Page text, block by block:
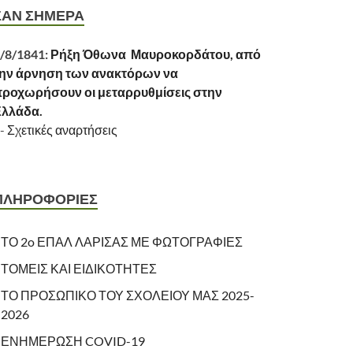
ΣΗΜΕΡΑ
8/1841: Ρήξη Όθωνα  Μαυροκορδάτου, από
άρνηση των ανακτόρων να
οι μεταρρυθμίσεις στην
- Σχετικές αναρτήσεις
ΤΟ 2o ΕΠΑΛ ΛΑΡΙΣΑΣ ΜΕ ΦΩΤΟΓΡΑΦΙΕΣ
ΤΟΜΕΙΣ ΚΑΙ ΕΙΔΙΚΟΤΗΤΕΣ
ΤΟ ΠΡΟΣΩΠΙΚΟ ΤΟΥ ΣΧΟΛΕΙΟΥ ΜΑΣ 2025-
2026
ΕΝΗΜΕΡΩΣΗ COVID-19